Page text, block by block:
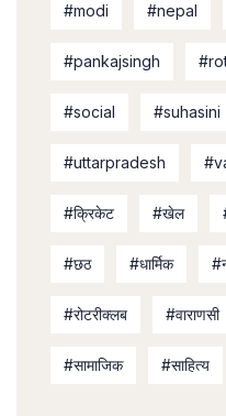
#modi #nepal
#pankajsingh
#social #suhasini
#uttarpradesh
#क्रिकेट #खेल
#छठ #धार्मिक
#रोटरीक्लब #वाराणसी
#सामाजिक #साहित्य